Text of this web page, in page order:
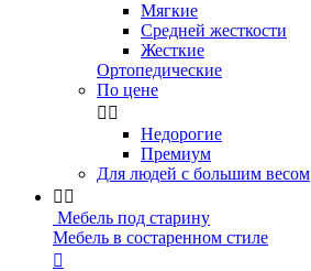
Мягкие
Средней жесткости
Жесткие
Ортопедические
По цене
 
Недорогие
Премиум
Для людей с большим весом
 
Мебель под старину
Мебель в состаренном стиле
